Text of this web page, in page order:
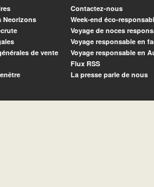
Neorizons
de vente
Contactez-nous
Week-end éco-
Voyage de noces
Voyage responsable en
Voyage responsable en
Flux RSS
La presse parle de nous